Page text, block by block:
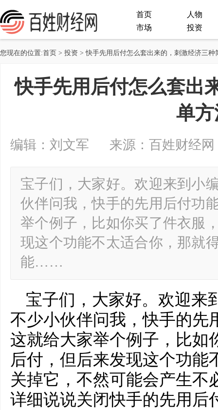
首页
人物
市场
投资
您现在的位置:首页 > 投资 > 快手先用后付怎么套出来的，刺激经济三种
快手先用后付怎么套出
单
编辑：刘文军 来源：百姓财经网
宝子们，大家好。欢迎来到小
伙伴问我，快手的先用后付功
举个例子，比如你买了件衣服
现这个功能不太适合你，那就
能……
宝子们，大家好。欢迎来
不少小伙伴问我，快手的先
这就给大家举个例子，比如
后付，但后来发现这个功能
关掉它，不然可能会产生不
详细说说关闭快手的先用后